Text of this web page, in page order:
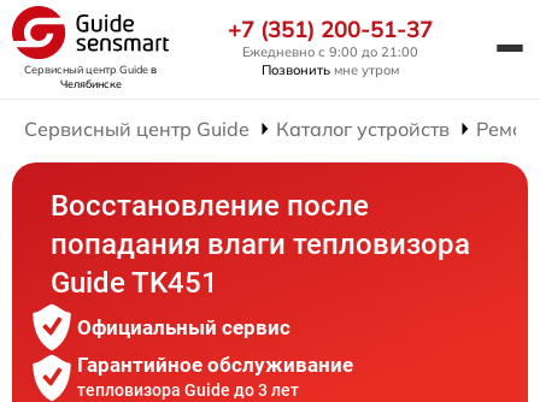
Сервисный центр Guideв
Челябинске
+7 (351) 200-51-37
Ежедневно с 9:00 до 21:00
Позвонить мне утром
Сервисный центр Guide Каталог устройств
Восстановление после
попадания влаги тепловизора
Guide TK451
Официальный сервис
Гарантийное обслуживание
тепловизора Guide до 3 лет